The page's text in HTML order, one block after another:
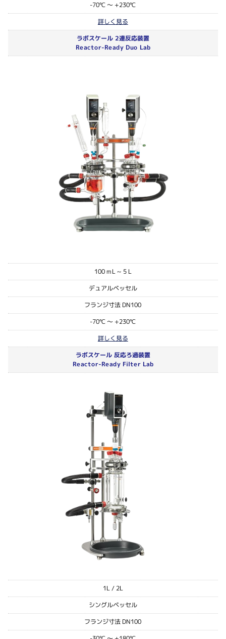
-70℃ ～ +230℃
詳しく見る
ラボスケール 2連反応装置
Reactor-Ready Duo Lab
100 mL ~ 5 L
デュアルベッセル
フランジ寸法 DN100
-70℃ ～ +230℃
詳しく見る
ラボスケール 反応ろ過装置
Reactor-Ready Filter Lab
1L / 2L
シングルベッセル
フランジ寸法 DN100